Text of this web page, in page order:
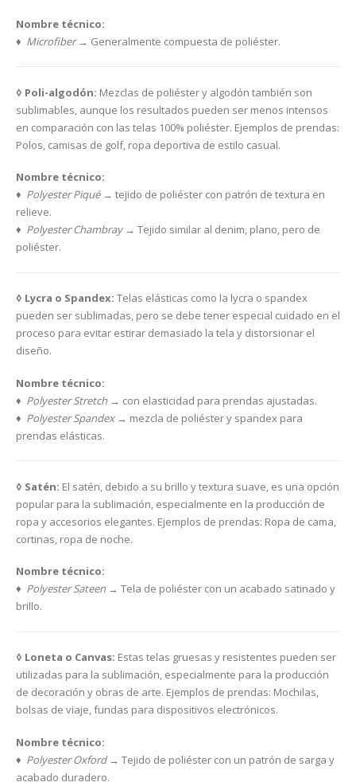
Nombre técnico:
♦ Microfiber→ Generalmente compuesta de poliéster.
◊ Poli-algodón: Mezclas de poliéster y algodón también son
sublimables, aunque los resultados pueden ser menos intensos
en comparación con las telas 100% poliéster. Ejemplos de prendas:
Polos, camisas de golf, ropa deportiva de estilo casual.
Nombre técnico:
♦ Polyester Piqué→ tejido de poliéster con patrón de textura en
relieve.
♦ Polyester Chambray→ Tejido similar al denim, plano, pero de
poliéster.
◊ Lycra o Spandex: Telas elásticas como la lycra o spandex
pueden ser sublimadas, pero se debe tener especial cuidado en el
proceso para evitar estirar demasiado la tela y distorsionar el
diseño.
Nombre técnico:
♦ Polyester Stretch → con elasticidad para prendas ajustadas.
♦ Polyester Spandex→ mezcla de poliéster y spandex para
prendas elásticas.
◊ Satén: El satén, debido a su brillo y textura suave, es una opción
popular para la sublimación, especialmente en la producción de
ropa y accesorios elegantes. Ejemplos de prendas: Ropa de cama,
cortinas, ropa de noche.
Nombre técnico:
♦ Polyester Sateen → Tela de poliéster con un acabado satinado y
brillo.
◊ Loneta o Canvas: Estas telas gruesas y resistentes pueden ser
utilizadas para la sublimación, especialmente para la producción
de decoración y obras de arte. Ejemplos de prendas: Mochilas,
bolsas de viaje, fundas para dispositivos electrónicos.
Nombre técnico:
♦ Polyester Oxford→ Tejido de poliéster con un patrón de sarga y
acabado duradero.